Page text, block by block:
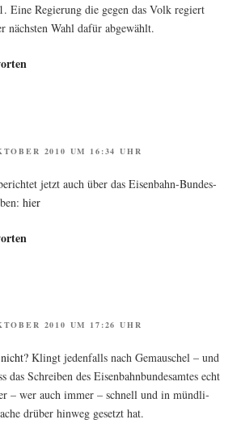
Eine Regie­rung die gegen das Volk regiert
nächs­ten Wahl dafür abgewählt.
2010 UM 16:34 UHR
jetzt auch über das Eisen­bahn-Bun­des­
hier
2010 UM 17:26 UHR
Klingt jeden­falls nach Gemau­schel – und
das Schrei­ben des Eisen­bahn­bun­des­am­tes echt
– wer auch immer – schnell und in münd­li­
drü­ber hin­weg gesetzt hat.